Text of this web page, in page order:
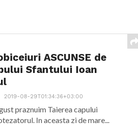
ASCUNSE de
Sfantului Ioan
2019-08-29T01:34:36+03:00
praznuim Taierea capului
In aceasta zi de mare...